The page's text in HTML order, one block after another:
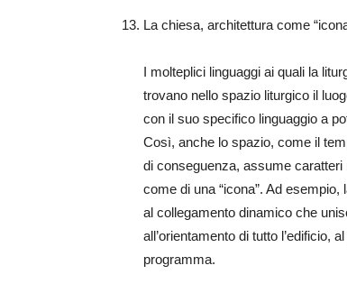
La chiesa, architettura come
I molteplici linguaggi ai quali la
trovano nello spazio liturgico il
con il suo specifico linguaggio a
Così, anche lo spazio, come il
di conseguenza, assume
come di una “icona”. Ad
al collegamento dinamico che
all’orientamento di tutto l’edificio,
programma.